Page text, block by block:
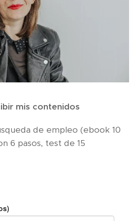
mis contenidos
de empleo (ebook 10
6 pasos, test de 15